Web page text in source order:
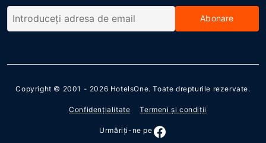
Abonare
Copyright © 2001 - 2026 HotelsOne. Toate drepturile rezervate.
Confidenţialitate Termeni şi condiţii
Urmăriţi-ne pe